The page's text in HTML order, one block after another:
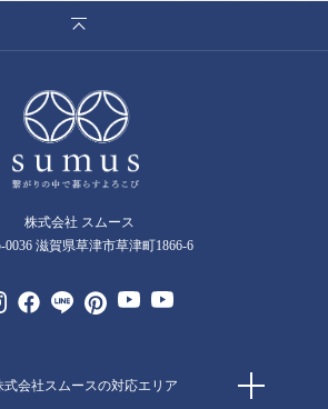
株式会社 スムース
0036 滋賀県草津市草津町1866-6
会社スムースの対応エリア